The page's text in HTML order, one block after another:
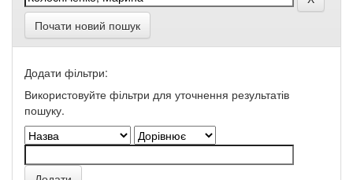
Почати новий пошук
Додати фільтри:
Використовуйте фільтри для уточнення результатів
пошуку.